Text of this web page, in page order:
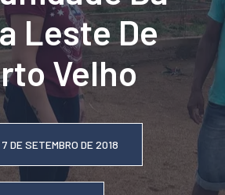
Leste De
Velho
7 DE SETEMBRO DE 2018